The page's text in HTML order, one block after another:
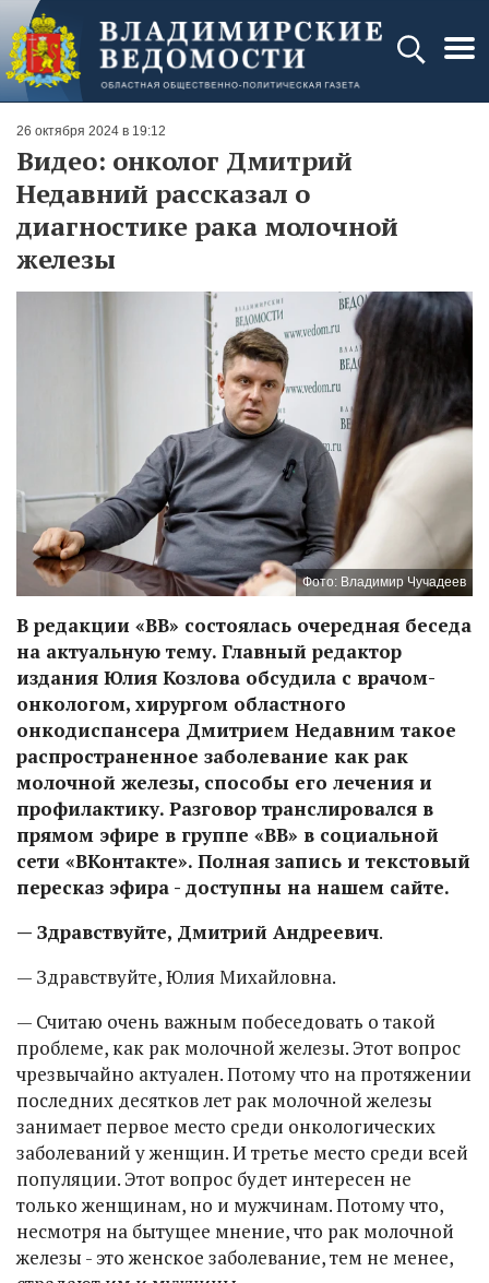
26 октября 2024 в 19:12
Видео: онколог Дмитрий
Недавний рассказал о
диагностике рака молочной
железы
Фото: Владимир Чучадеев
В редакции «ВВ» состоялась очередная беседа
на актуальную тему. Главный редактор
издания Юлия Козлова обсудила с врачом-
онкологом, хирургом областного
онкодиспансера Дмитрием Недавним такое
распространенное заболевание как рак
молочной железы, способы его лечения и
профилактику. Разговор транслировался в
прямом эфире в группе «ВВ» в социальной
сети «ВКонтакте». Полная запись и текстовый
пересказ эфира - доступны на нашем сайте.
— Здравствуйте, Дмитрий Андреевич.
— Здравствуйте, Юлия Михайловна.
— Считаю очень важным побеседовать о такой
проблеме, как рак молочной железы. Этот вопрос
чрезвычайно актуален. Потому что на протяжении
последних десятков лет рак молочной железы
занимает первое место среди онкологических
заболеваний у женщин. И третье место среди всей
популяции. Этот вопрос будет интересен не
только женщинам, но и мужчинам. Потому что,
несмотря на бытущее мнение, что рак молочной
железы - это женское заболевание, тем не менее,